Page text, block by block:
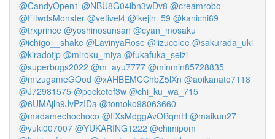
@CandyOpen1 @NBU8G04ibn3wDv8 @creamrobo
@FltwdsMonster @vetivel4 @ikejin_59 @kanichi69
@trxprince @yoshinosunsan @cyan_mosaku
@ichigo__shake @LavinyaRose @lizucolee @sakurada_uki
@kiradotjp @miroku_miya @fukafuka_seizi
@superbugs2022 @m_ayu7777 @minmin85728835
@mizugameGOod @xAHBEMCChbZ5lXn @aoikanato7118
@J72981575 @pocketof3w @chi_ku_wa_715
@6UMAjln9JvPzIDa @tomoko98063660
@madamechochoco @fiXsMdggAvOBqmH @maikun27
@yuki007007 @YUKARING1222 @chimipom